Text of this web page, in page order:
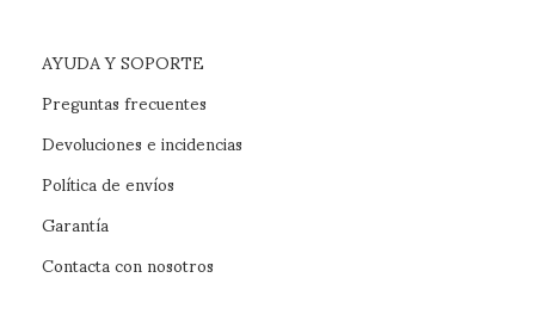
AYUDA Y SOPORTE
Preguntas frecuentes
Devoluciones e incidencias
Política de envíos
Garantía
Contacta con nosotros